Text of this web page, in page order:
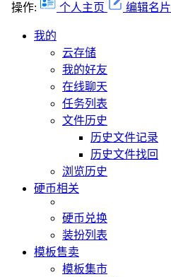
操作: 个人主页 编辑名片
我的
云存储
我的好友
在线聊天
任务列表
文件历史
历史文件记录
历史文件找回
浏览历史
硬币相关
硬币兑换
装扮列表
模板售卖
模板集市